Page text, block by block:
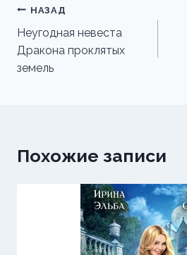
Навигация
по
записям
НАЗАД
Неугодная невеста
Дракона проклятых
земель
Похожие записи